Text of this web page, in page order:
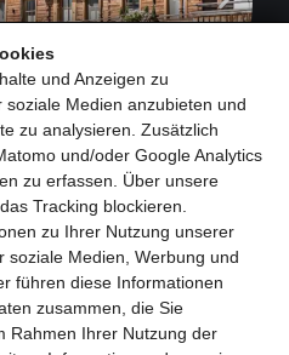
und Anzeigen zu
Medien anzubieten und
zu analysieren. Zusätzlich
und/oder Google Analytics
zu erfassen. Über unsere
Tracking blockieren.
zu Ihrer Nutzung unserer
soziale Medien, Werbung und
führen diese Informationen
zusammen, die Sie
Rahmen Ihrer Nutzung der
anmelden